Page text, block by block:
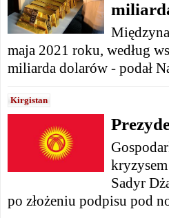
maja 2021 roku, według
miliarda dolarów - podał
Kirgistan
Sadyr
po złożeniu podpisu pod